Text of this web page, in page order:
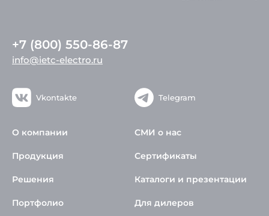
+7 (800) 550-86-87
info@ietc-electro.ru
Vkontakte Telegram
О компании
Продукция
Решения
Портфолио
СМИ о нас
Сертификаты
Каталоги и презентации
Для дилеров